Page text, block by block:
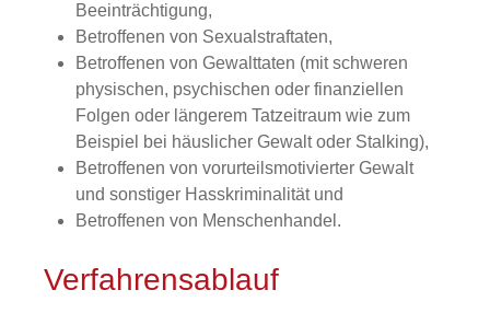
Beeinträchtigung,
Betroffenen von Sexualstraftaten,
Betroffenen von Gewalttaten (mit schweren
physischen, psychischen oder finanziellen
Folgen oder längerem Tatzeitraum wie zum
Beispiel bei häuslicher Gewalt oder Stalking),
Betroffenen von vorurteilsmotivierter Gewalt
und sonstiger Hasskriminalität und
Betroffenen von Menschenhandel.
Verfahrensablauf